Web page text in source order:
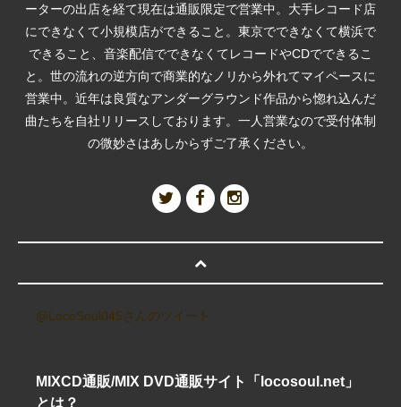
ーターの出店を経て現在は通販限定で営業中。大手レコード店
にできなくて小規模店ができること。東京でできなくて横浜で
できること、音楽配信でできなくてレコードやCDでできるこ
と。世の流れの逆方向で商業的なノリから外れてマイペースに
営業中。近年は良質なアンダーグラウンド作品から惚れ込んだ
曲たちを自社リリースしております。一人営業なので受付体制
の微妙さはあしからずご了承ください。
@LocoSoul045さんのツイート
MIXCD通販/MIX DVD通販サイト「locosoul.net」
とは？